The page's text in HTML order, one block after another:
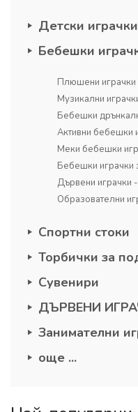
Детски
Бебешки
Плюшени играчки
Музикални
Бебешки
Активни бебешки
Меки бебешки
Бебешки играчки
Дървени играчки
Образователни
Спортни стоки
Торбички за
Сувенири
ДЪРВЕНИ
Занимателни
още ...